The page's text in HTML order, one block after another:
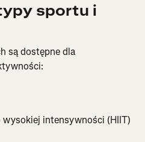
sportu i
są dostępne dla
wysokiej intensywności (HIIT)